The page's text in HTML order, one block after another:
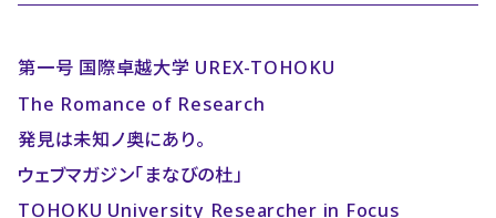
第一号 国際卓越大学 UREX-TOHOKU
The Romance of Research
発見は未知ノ奥にあり。
ウェブマガジン「まなびの杜」
TOHOKU University Researcher in Focus